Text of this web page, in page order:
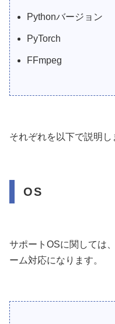
Pythonバージョン
PyTorch
FFmpeg
それぞれを以下で説明し
OS
サポートOSに関しては
ーム対応になります。